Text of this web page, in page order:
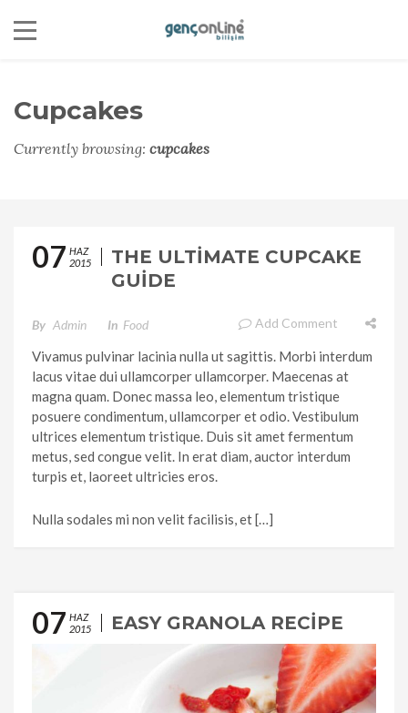
Cupcakes
Currently browsing: cupcakes
07 HAZ
2015
THE ULTIMATE CUPCAKE
GUIDE
By Admin In Food Add Comment
Vivamus pulvinar lacinia nulla ut sagittis. Morbi interdum
lacus vitae dui ullamcorper ullamcorper. Maecenas at
magna quam. Donec massa leo, elementum tristique
posuere condimentum, ullamcorper et odio. Vestibulum
ultrices elementum tristique. Duis sit amet fermentum
metus, sed congue velit. In erat diam, auctor interdum
turpis et, laoreet ultricies eros.
Nulla sodales mi non velit facilisis, et […]
07 HAZ
2015
EASY GRANOLA RECIPE